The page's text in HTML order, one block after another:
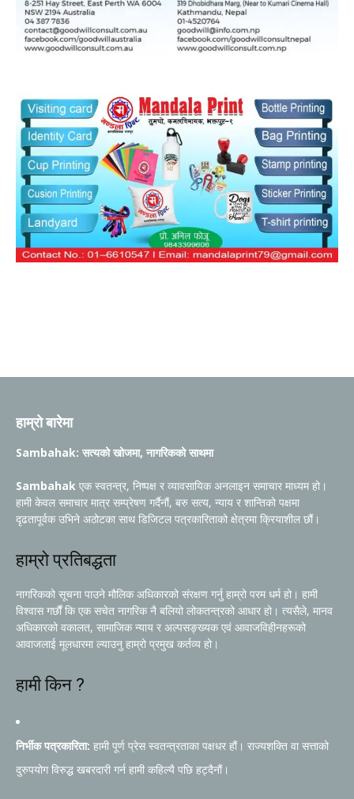
हाम्रो बारेमा
Sambahak: सत्यको खोजमा, नागरिकको साथमा
Sambahak एक स्वतन्त्र, निष्पक्ष र व्यावसायिक अनलाइन समाचार माध्यम हो।
हामी केवल समाचार मात्र सम्प्रेषण गर्दैनौं, बरु सत्य, न्याय र शान्तिको पक्षमा
दृढतापूर्वक उभिने अठोटका साथ डिजिटल पत्रकारिताको क्षेत्रमा क्रियाशील छौं।
हाम्रो प्रतिबद्धता
नागरिकको सूचना पाउने मौलिक अधिकारको संरक्षण गर्नु हाम्रो परम धर्म हो। हामी
विश्वास गर्छौं कि एक सचेत नागरिक नै बलियो लोकतन्त्रको आधार हो। त्यसैले, मानव
अधिकारको वकालत, सामाजिक न्याय र अल्पसङ्ख्यक एवं आवाजविहीनहरूको
आवाजलाई मूलधारमा ल्याउनु हाम्रो प्रमुख कर्तव्य हो।
हामी किन ?
निर्भीक पत्रकारिता: हामी पूर्ण प्रेस स्वतन्त्रताका पक्षधर हौं। राज्यशक्ति वा सत्ताको
दुरुपयोग विरुद्ध खबरदारी गर्न हामी कहिल्यै पछि हट्दैनौं।